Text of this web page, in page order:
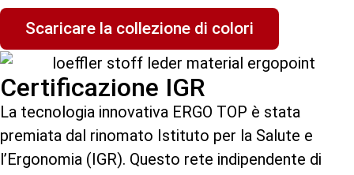
Scaricare la collezione di colori
Certificazione IGR
La tecnologia innovativa ERGO TOP è stata
premiata dal rinomato Istituto per la Salute e
l’Ergonomia (IGR). Questo rete indipendente di